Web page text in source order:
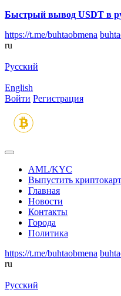
Быстрый вывод USDT в
https://t.me/buhtaobmena
ru
Русский
English
Войти Регистрация
AML/KYC
Выпустить
Главная
Новости
Контакты
Города
Политика
https://t.me/buhtaobmena
ru
Русский